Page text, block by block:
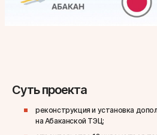
Суть проекта
реконструкция и установка
на Абаканской ТЭЦ;